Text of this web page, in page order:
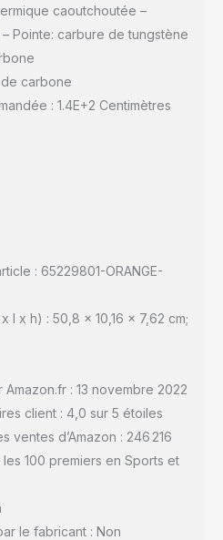
caoutchoutée –
Pointe: carbure de tungstène
carbone
: 1.4E+2 Centimètres
: 65229801-ORANGE-
l x h) : 50,8 x 10,16 x 7,62 cm;
: 13 novembre 2022
client : 4,0 sur 5 étoiles
ventes d’Amazon : 246 216
100 premiers en Sports et
le fabricant : Non